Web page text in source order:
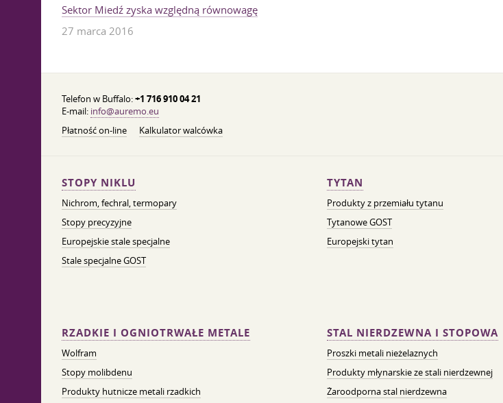
Sektor Miedź zyska względną równowagę
27 marca 2016
Telefon w Buffalo:+1 716 910 04 21
E-mail: info@auremo.eu
Płatność on-line
Kalkulator walcówka
STOPY NIKLU
Nichrom, fechral, termopary
Stopy precyzyjne
Europejskie stale specjalne
Stale specjalne GOST
TYTAN
Produkty z przemiału tytanu
Tytanowe GOST
Europejski tytan
RZADKIE I OGNIOTRWAŁE METALE
Wolfram
Stopy molibdenu
Produkty hutnicze metali rzadkich
STAL NIERDZEWNA I STOPOWA
Proszki metali nieżelaznych
Produkty młynarskie ze stali nierdzewnej
Żaroodporna stal nierdzewna